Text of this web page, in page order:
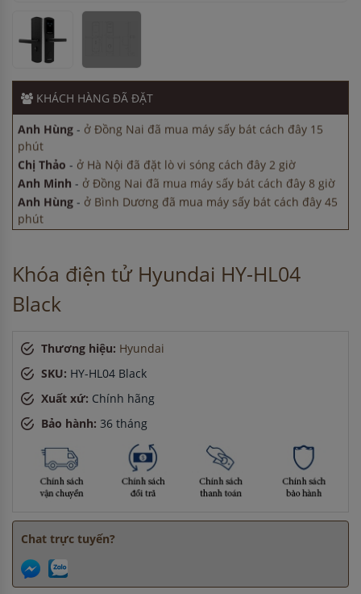
KHÁCH HÀNG ĐÃ ĐẶT
ở Hà Nội đã đặt lò vi sóng cách đây 2 giờ
Anh Minh
Anh Hùng
phút
Chị Tuyết-ở Đồng Nai đã mua chậu vòi rửa bát cách đây 3
giờ
Anh Hùng-ở Đồng Nai đã mua máy sấy bát cách đây 15
phút
Chị Thảo
Anh Minh -ở Đồng Nai đã mua máy sấy bát cách đây 8 giờ
Anh Hùng-ở Bình Dương đã mua máy sấy bát cách đây 45
phút
Chị Tuyết-ở Đồng Nai đã mua chậu vòi rửa bát cách đây 3
ở Đồng Nai đã mua máy sấy bát cách đây 15
phút
Chị Thảo
Anh Minh
Khóa điện tử Hyundai HY-HL04
Black
Thương hiệu: Hyundai
SKU: HY-HL04 Black
Xuất xứ: Chính hãng
Bảo hành: 36 tháng
Chat trực tuyến?